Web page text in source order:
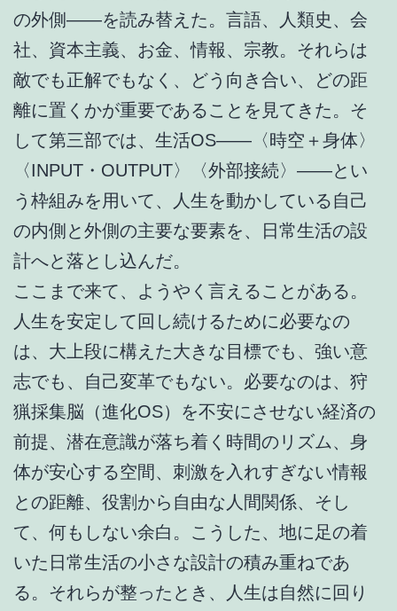
の外側――を読み替えた。言語、人類史、会
社、資本主義、お金、情報、宗教。それらは
敵でも正解でもなく、どう向き合い、どの距
離に置くかが重要であることを見てきた。そ
して第三部では、生活OS――〈時空＋身体〉
〈INPUT・OUTPUT〉〈外部接続〉――とい
う枠組みを用いて、人生を動かしている自己
の内側と外側の主要な要素を、日常生活の設
計へと落とし込んだ。
ここまで来て、ようやく言えることがある。
人生を安定して回し続けるために必要なの
は、大上段に構えた大きな目標でも、強い意
志でも、自己変革でもない。必要なのは、狩
猟採集脳（進化OS）を不安にさせない経済の
前提、潜在意識が落ち着く時間のリズム、身
体が安心する空間、刺激を入れすぎない情報
との距離、役割から自由な人間関係、そし
て、何もしない余白。こうした、地に足の着
いた日常生活の小さな設計の積み重ねであ
る。それらが整ったとき、人生は自然に回り